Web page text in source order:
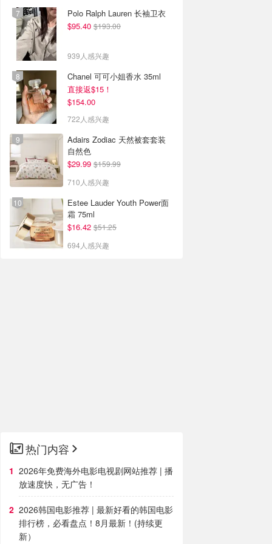
Polo Ralph Lauren 长袖卫衣
$95.40 $193.00
939人感兴趣
Chanel 可可小姐香水 35ml
直接返$15！
$154.00
722人感兴趣
Adairs Zodiac 天然被套套装
自然色
$29.99 $159.99
710人感兴趣
Estee Lauder Youth Power面
霜 75ml
$16.42 $51.25
694人感兴趣
热门内容
2026年免费海外电影电视剧网站推荐 | 播
放速度快，无广告！
2026韩国电影推荐 | 最新好看的韩国电影
排行榜，必看盘点！8月最新！(持续更
新）